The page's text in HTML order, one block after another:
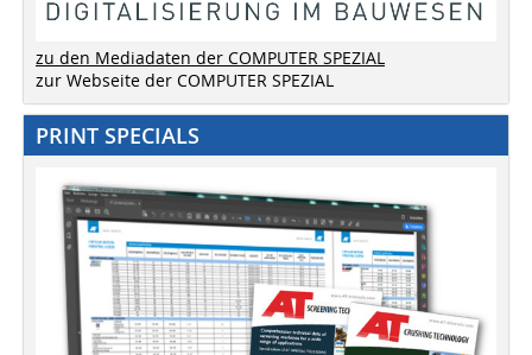
zu den Mediadaten der COMPUTER SPEZIAL
zur Webseite der COMPUTER SPEZIAL
PRINT SPECIALS